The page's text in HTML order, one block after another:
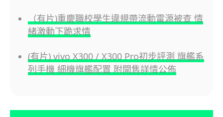
（有片)重慶職校學生違規帶流動電源被查 情
緒激動下跪求情
(有片) vivo X300 / X300 Pro初步評測 旗艦系
列手機 細機旗艦配置 附開售詳情公佈